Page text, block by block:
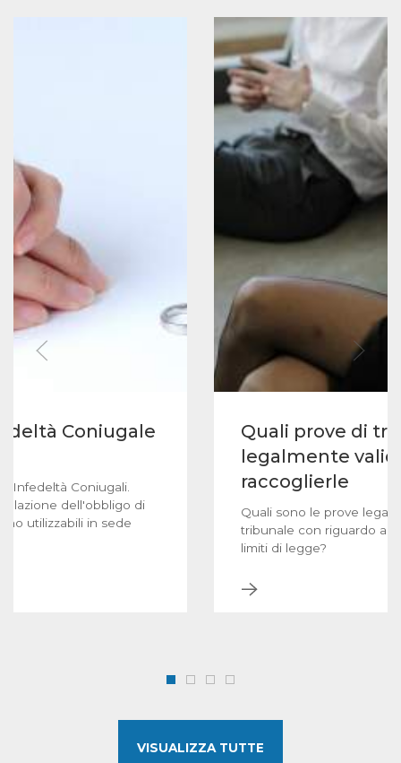
Coniugale
Infedeltà Coniugali.
dell'obbligo di
utilizzabili in sede
Quali prove di
legalmente
raccoglierle
Quali sono le prove
tribunale con riguardo al
limiti di legge?
VISUALIZZA TUTTE